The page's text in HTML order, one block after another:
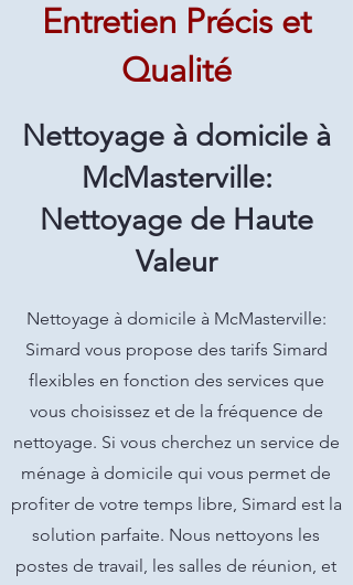
Entretien Précis et
Qualité
Nettoyage à domicile à
McMasterville:
Nettoyage de Haute
Valeur
Nettoyage à domicile à McMasterville:
Simard vous propose des tarifs Simard
flexibles en fonction des services que
vous choisissez et de la fréquence de
nettoyage. Si vous cherchez un service de
ménage à domicile qui vous permet de
profiter de votre temps libre, Simard est la
solution parfaite. Nous nettoyons les
postes de travail, les salles de réunion, et